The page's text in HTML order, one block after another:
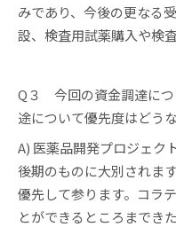
みであり、今後の更なる
設、検査用試薬購入や検
Q３ 今回の資金調達につ
途について優先度はどう
A) 医薬品開発プロジェク
後期のものに大別されま
優先して参ります。コラ
とができるところまでき